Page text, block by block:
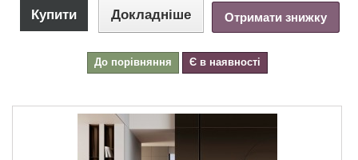
Купити Докладніше Отримати знижку
До порівняння Є в наявності